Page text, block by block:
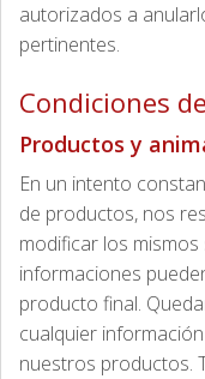
autorizados a
pertinentes.
Condiciones
Productos y
En un intento
de productos, nos
modificar los
informaciones
producto final.
cualquier
nuestros productos.